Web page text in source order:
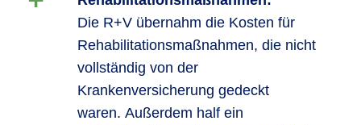
Die R+V übernahm die Kosten für
Rehabilitationsmaßnahmen, die nicht
vollständig von der
Krankenversicherung gedeckt
waren. Außerdem half ein